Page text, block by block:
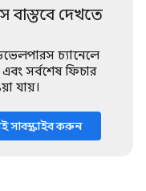
বাস্তবে দেখতে
চ্যানেলে
এবং সর্বশেষ ফিচার
যায়।
সাবস্ক্রাইব করুন